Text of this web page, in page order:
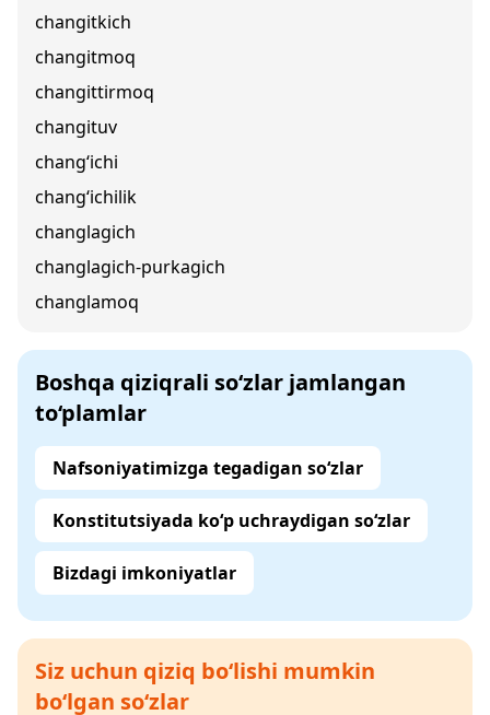
changitkich
changitmoq
changittirmoq
changituv
chang‘ichi
chang‘ichilik
changlagich
changlagich-purkagich
changlamoq
Boshqa qiziqrali so‘zlar jamlangan
to‘plamlar
Nafsoniyatimizga tegadigan so‘zlar
Konstitutsiyada ko‘p uchraydigan so‘zlar
Bizdagi imkoniyatlar
Siz uchun qiziq bo‘lishi mumkin
bo‘lgan so‘zlar